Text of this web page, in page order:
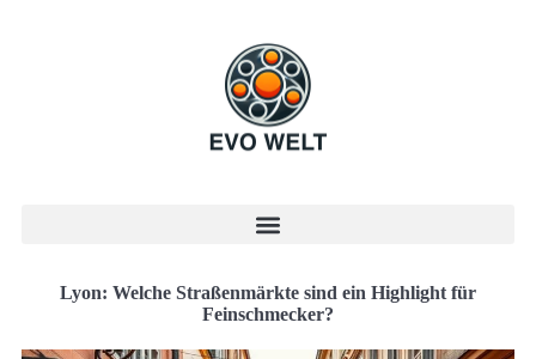
Lyon: Welche Straßenmärkte sind ein Highlight für
Feinschmecker?